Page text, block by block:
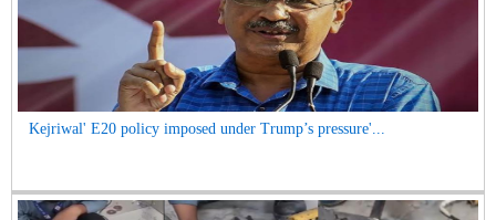
Kejriwal' E20 policy imposed under Trump’s pressure'...